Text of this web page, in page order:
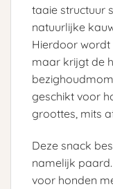
taaie structuur
natuurlijke
Hierdoor wordt
maar krijgt de
geschikt voor
groottes, mits
Deze snack
namelijk
voor honden